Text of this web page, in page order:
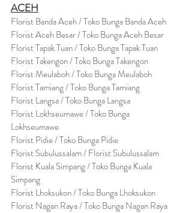
ACEH
Florist Banda Aceh / Toko Bunga Banda Aceh
Florist Aceh Besar / Toko Bunga Aceh Besar
Florist Tapak Tuan / Toko Bunga Tapak Tuan
Florist Takengon / Toko Bunga Takengon
Florist Meulaboh / Toko Bunga Meulaboh
Florist Tamiang / Toko Bunga Tamiang
Florist Langsa / Toko Bunga Langsa
Florist Lokhseumawe / Toko Bunga
Lokhseumawe
Florist Pidie / Toko Bunga Pidie
Florist Subulussalam / Florist Subulussalam
Florist Kuala Simpang / Toko Bunga Kuala
Simpang
Florist Lhoksukon / Toko Bunga Lhoksukon
Florist Nagan Raya / Toko Bunga Nagan Raya